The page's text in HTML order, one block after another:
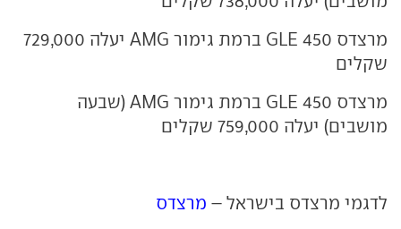
מרצדס GLE 450 ברמת גימור AMG יעלה 729,000
שקלים
מרצדס GLE 450 ברמת גימור AMG (שבעה
מושבים) יעלה 759,000 שקלים
לדגמי מרצדס בישראל – מרצדס